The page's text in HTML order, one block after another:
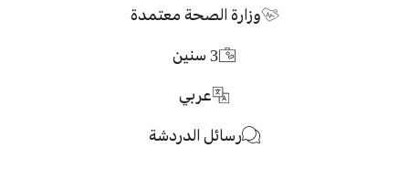
وزارة الصحة معتمدة
3 سنين
عربي
رسائل الدردشة